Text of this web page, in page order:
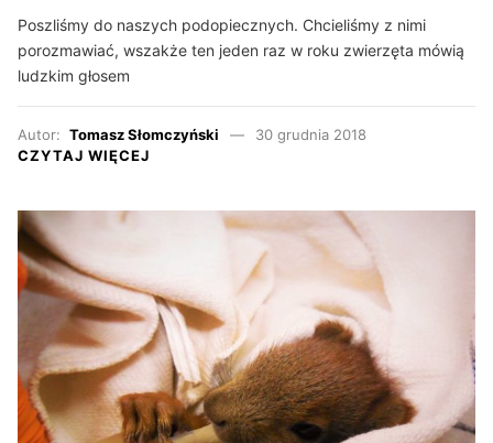
Poszliśmy do naszych podopiecznych. Chcieliśmy z nimi
porozmawiać, wszakże ten jeden raz w roku zwierzęta mówią
ludzkim głosem
Autor: Tomasz Słomczyński
30 grudnia 2018
CZYTAJ WIĘCEJ